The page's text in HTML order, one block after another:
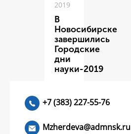
2019
В
Новосибирске
завершились
Городские
дни
науки-2019
+7 (383) 227-55-76
Mzherdeva@admnsk.ru